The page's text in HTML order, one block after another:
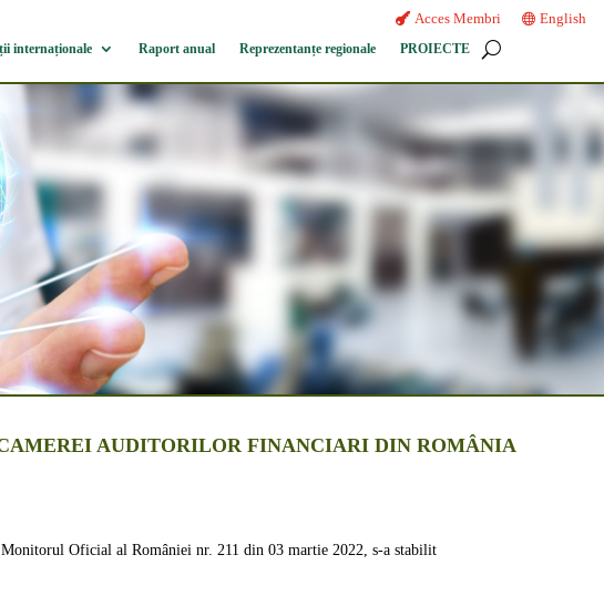
Acces Membri English
internaționale Raport anual Reprezentanțe regionale PROIECTE
AUDITORILOR FINANCIARI DIN ROMÂNIA
Oficial al României nr. 211 din 03 martie 2022, s-a stabilit